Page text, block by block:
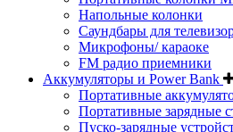
Напольные колонки
Саундбары для
Микрофоны/ караоке
FM радио приемники
Аккумуляторы и Power Bank
Портативные
Портативные зарядные
Пуско-зарядные